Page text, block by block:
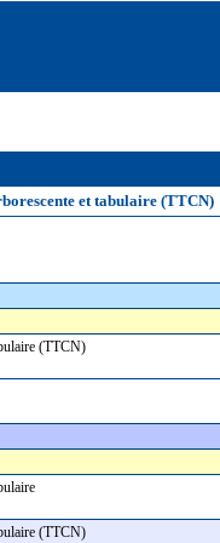
et tabulaire (TTCN)
(TTCN)
(TTCN)